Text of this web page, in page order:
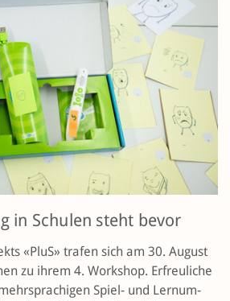
in Schulen steht bevor
«PluS» trafen sich am 30. August
zu ihrem 4. Workshop. Erfreuliche
Spiel- und Lern­um­